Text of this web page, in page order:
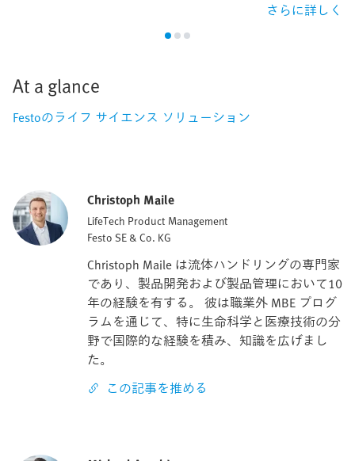
さらに詳しく
At a glance
Festoのライフ サイエンス ソリューション
Christoph Maile
LifeTech Product Management
Festo SE & Co. KG
Christoph Maile は流体ハンドリングの専門家
であり、製品開発および製品管理において10
年の経験を有する。 彼は職業外 MBE プログ
ラムを通じて、特に生命科学と医療技術の分
野で国際的な経験を積み、知識を広げまし
た。
この記事を推める